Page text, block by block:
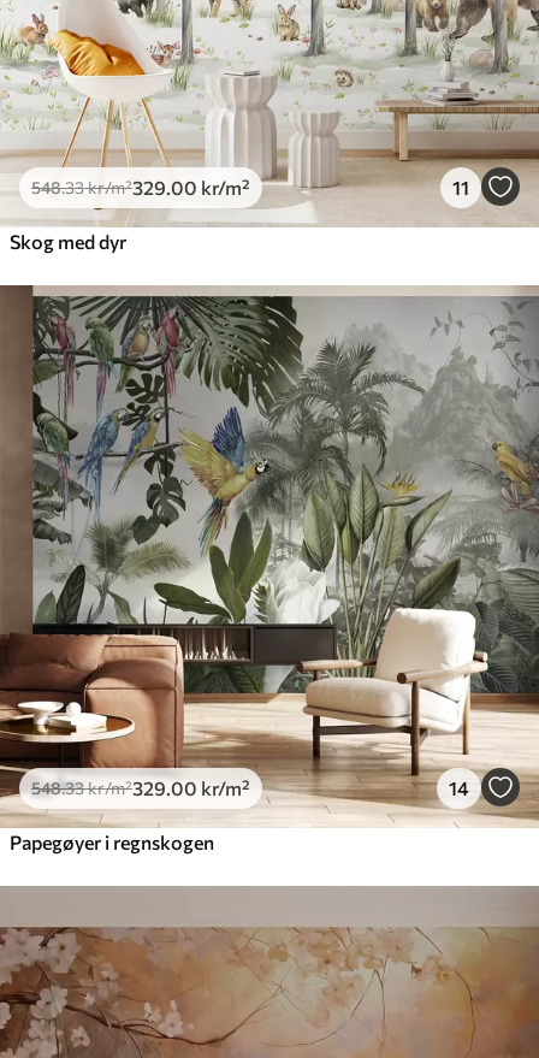
548.33kr/m²329 .00 kr/m² 11
Skog med dyr
548.33kr/m²329 .00 kr/m² 14
Papegøyer i regnskogen